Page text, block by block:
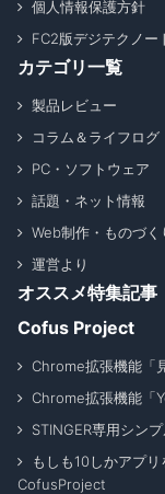
個人情報保護方針
FC2版デジテクノー
カテゴリ一覧
製品レビュー
コラム＆ライフログ
PC・ソフトウェア
話題・ネット情報
Web制作・ものづく
運営より
オススメ特集記事
Cofus Project
Chrome拡張機能「
Chrome拡張機能「
STINGER専用シン
もしも10しかアプリ
CofusProject